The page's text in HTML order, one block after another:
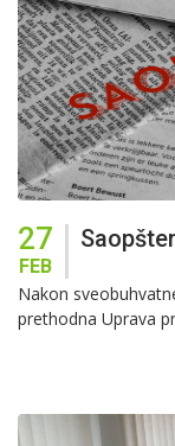
27
FEB
Nakon
prethodna Uprava